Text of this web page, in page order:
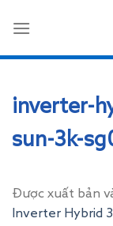
qua
inverter-
sun-3k-
Được xuất bản
Inverter Hybrid